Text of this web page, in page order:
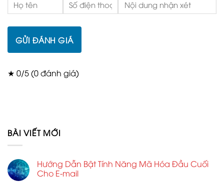
GỬI ĐÁNH GIÁ
★ 0/5 (0 đánh giá)
BÀI VIẾT MỚI
Hướng Dẫn Bật Tính Năng Mã Hóa Đầu Cuối
Cho E-mail